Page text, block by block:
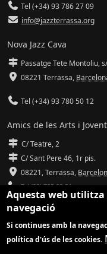
Tel (+34) 93 786 27 09
info@jazzterrassa.org
Nova Jazz Cava
Passatge Tete Montoliu,
08221 Terrassa,
Tel (+34) 93 780 50 12
Amics de les Arts i
C/ Teatre, 2
C/ Sant Pere 46, 1r pis.
08221,Terrassa,
Tel (93) 785 92 31
info@amicsdelesarts-
www.amicsdelesarts-
Aquesta web
navegació
Si continues amb la
política d'ús de les cookies.